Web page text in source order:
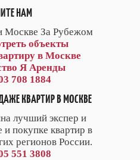
НАМ
Москве За Рубежом
объекты
в Москве
Я Аренды
708 1884
КВАРТИР В МОСКВЕ
лучший экспер и
покупке квартир в
регионов России.
551 3808